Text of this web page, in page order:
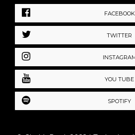
FACEBOOK
TWITTER
YOU TUBE
SPOTIFY